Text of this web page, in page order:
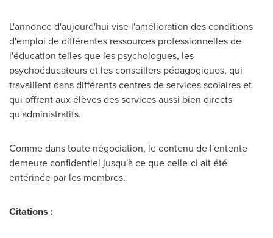
L'annonce d'aujourd'hui vise l'amélioration des conditions
d'emploi de différentes ressources professionnelles de
l'éducation telles que les psychologues, les
psychoéducateurs et les conseillers pédagogiques, qui
travaillent dans différents centres de services scolaires et
qui offrent aux élèves des services aussi bien directs
qu'administratifs.
Comme dans toute négociation, le contenu de l'entente
demeure confidentiel jusqu'à ce que celle-ci ait été
entérinée par les membres.
Citations :